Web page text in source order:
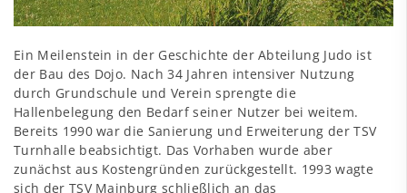
Ein Meilenstein in der Geschichte der Abteilung Judo ist
der Bau des Dojo. Nach 34 Jahren intensiver Nutzung
durch Grundschule und Verein sprengte die
Hallenbelegung den Bedarf seiner Nutzer bei weitem.
Bereits 1990 war die Sanierung und Erweiterung der TSV
Turnhalle beabsichtigt. Das Vorhaben wurde aber
zunächst aus Kostengründen zurückgestellt. 1993 wagte
sich der TSV Mainburg schließlich an das